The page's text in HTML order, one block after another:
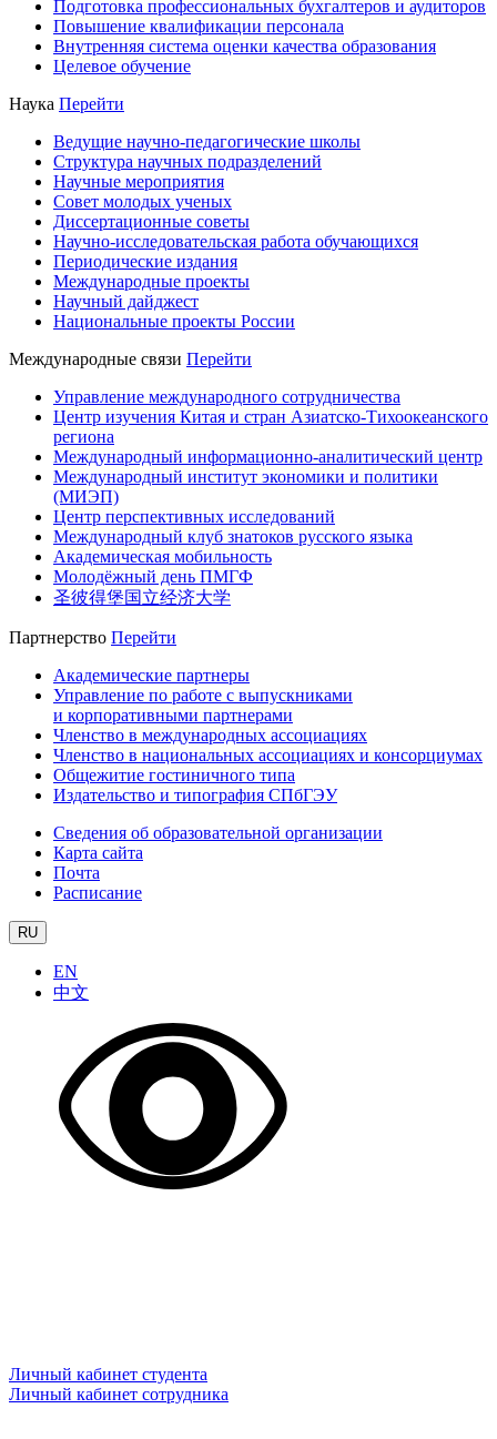
Подготовка профессиональных бухгалтеров и аудиторов
Повышение квалификации персонала
Внутренняя система оценки качества образования
Целевое обучение
Наука Перейти
Ведущие научно-педагогические школы
Структура научных подразделений
Научные мероприятия
Совет молодых ученых
Диссертационные советы
Научно-исследовательская работа обучающихся
Периодические издания
Международные проекты
Научный дайджест
Национальные проекты России
Международные связи Перейти
Управление международного сотрудничества
Центр изучения Китая и стран Азиатско-Тихоокеанского
региона
Международный информационно-аналитический центр
Международный институт экономики и политики
(МИЭП)
Центр перспективных исследований
Международный клуб знатоков русского языка
Академическая мобильность
Молодёжный день ПМГФ
圣彼得堡国立经济大学
Партнерство Перейти
Академические партнеры
Управление по работе с выпускниками
и корпоративными партнерами
Членство в международных ассоциациях
Членство в национальных ассоциациях и консорциумах
Общежитие гостиничного типа
Издательство и типография СПбГЭУ
Сведения об образовательной организации
Карта сайта
Почта
Расписание
RU
EN
中文
Личный кабинет студента
Личный кабинет сотрудника